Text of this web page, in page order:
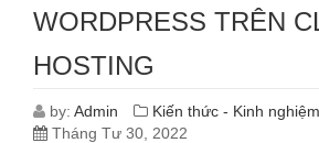
WORDPRESS TRÊN
HOSTING
by: Admin Kiến thức - Kinh nghiệm
Tháng Tư 30, 2022